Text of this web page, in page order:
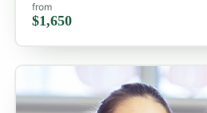
from
$1,650